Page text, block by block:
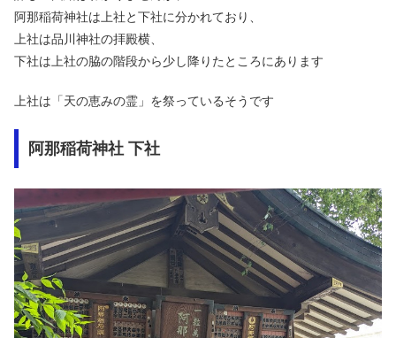
阿那稲荷神社は上社と下社に分かれており、
上社は品川神社の拝殿横、
下社は上社の脇の階段から少し降りたところにあります
上社は「天の恵みの霊」を祭っているそうです
阿那稲荷神社 下社